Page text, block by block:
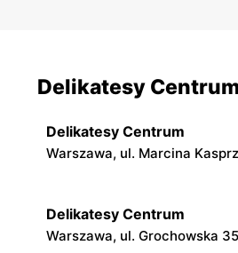
Delikatesy
Delikatesy Centrum
Warszawa, ul. Marcina
Delikatesy Centrum
Warszawa, ul. Grochowska